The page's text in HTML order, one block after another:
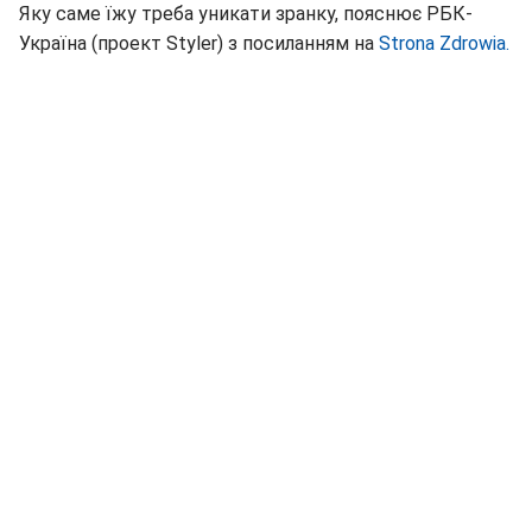
Яку саме їжу треба уникати зранку, пояснює РБК-
Україна (проект Styler) з посиланням на Strona Zdrowia.